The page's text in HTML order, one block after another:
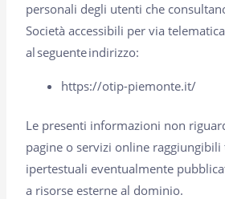
personali degli utenti che
Società accessibili per via telematica
al seguente indirizzo:
https://otip-piemonte.it/
Le presenti informazioni non
pagine o servizi online
ipertestuali eventualmente
a risorse esterne al dominio.